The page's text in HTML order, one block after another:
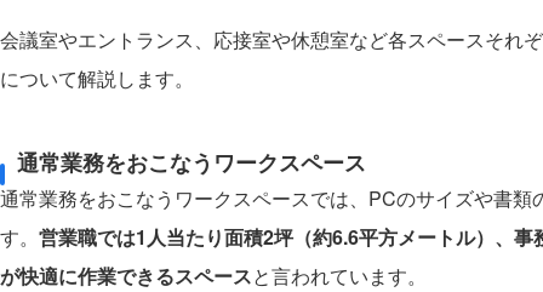
会議室やエントランス、応接室や休憩室など各スペースそれ
について解説します。
通常業務をおこなうワークスペース
通常業務をおこなうワークスペースでは、PCのサイズや書
す。 営業職では1人当たり面積2坪（約6.6平方メートル）、
が快適に作業できるスペースと言われています。